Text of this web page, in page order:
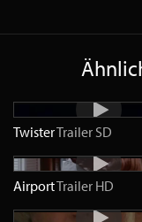
TwisterTrailer SD
AirportTrailer HD